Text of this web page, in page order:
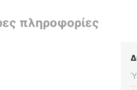
πληροφορίες